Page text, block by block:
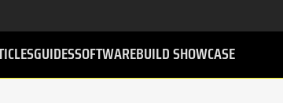
GUIDESSOFTWAREBUILD SHOWCASE